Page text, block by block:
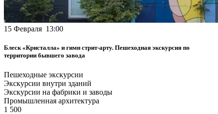
15 Февраля 13:00
Блеск «Кристалла» и гимн стрит-арту. Пешеходная экскурсия по
территории бывшего завода
Пешеходные экскурсии
Экскурсии внутри зданий
Экскурсии на фабрики и заводы
Промышленная архитектура
1 500